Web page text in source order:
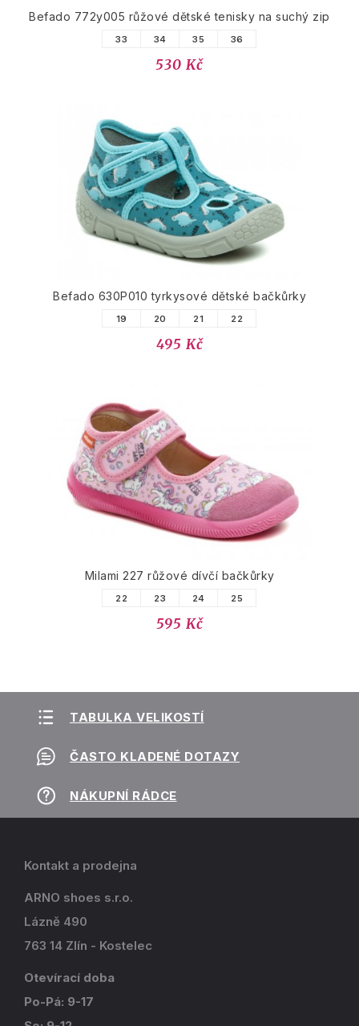
Befado 772y005 růžové dětské tenisky na suchý zip
33 34 35 36
530 Kč
Befado 630P010 tyrkysové dětské bačkůrky
19 20 21 22
495 Kč
Milami 227 růžové dívčí bačkůrky
22 23 24 25
595 Kč
TABULKA VELIKOSTÍ
ČASTO KLADENÉ DOTAZY
NÁKUPNÍ RÁDCE
Kontakt a prodejna
ARNO shoes s.r.o.
Lázně 490
763 14 Zlín - Kostelec
Otevírací doba
Po-Pá: 9-17